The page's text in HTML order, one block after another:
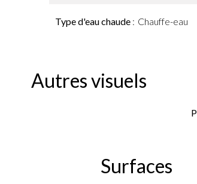
Type d'eau chaude Chauffe-eau
Autres visuels
Surfaces